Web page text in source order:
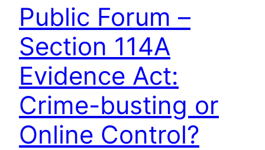
Public Forum –
Section 114A
Evidence Act:
Crime-busting or
Online Control?